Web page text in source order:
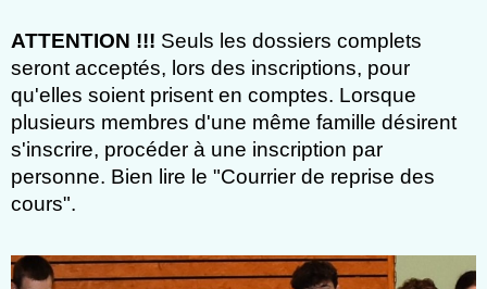
ATTENTION !!! Seuls les dossiers complets
seront acceptés, lors des inscriptions, pour
qu'elles soient prisent en comptes. Lorsque
plusieurs membres d'une même famille désirent
s'inscrire, procéder à une inscription par
personne. Bien lire le "Courrier de reprise des
cours".